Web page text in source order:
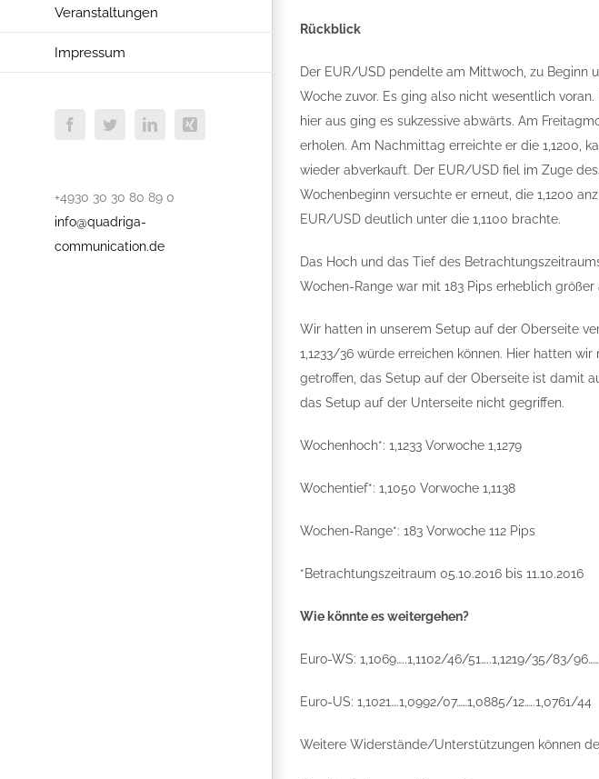
Veranstaltungen
Impressum
FacebookTwitterLinkedInXing
+4930 30 30 80 89 0
info@quadriga-
communication.de
Rückblick
Der EUR/USD pendelte am Mittwoch, zu Beginn
Woche zuvor. Es ging also nicht wesentlich
hier aus ging es sukzessive abwärts. Am
erholen. Am Nachmittag erreichte er die 1,1200,
wieder abverkauft. Der EUR/USD fiel im Zuge
Wochenbeginn versuchte er erneut, die 1,1200
EUR/USD deutlich unter die 1,1100 brachte.
Das Hoch und das Tief des
Wochen-Range war mit 183 Pips erheblich
Wir hatten in unserem Setup auf der Oberseite
1,1233/36 würde erreichen können. Hier hatten
getroffen, das Setup auf der Oberseite ist damit
das Setup auf der Unterseite nicht gegriffen.
Wochenhoch*: 1,1233 Vorwoche 1,1279
Wochentief*: 1,1050 Vorwoche 1,1138
Wochen-Range*: 183 Vorwoche 112 Pips
*Betrachtungszeitraum 05.10.2016 bis 11.10.2016
Wie könnte es weitergehen?
Euro-WS: 1,1069…..1,1102/46/51…..1,1219/35/83/
Euro-US: 1,1021….1,0992/07……1,0885/12…..1,0761/44
Weitere Widerstände/Unterstützungen können